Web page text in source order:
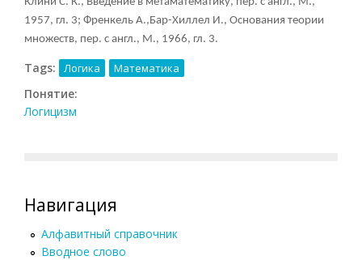
1957, гл. 3; Френкель А.,Бар-Хиллел И., Основания теории
множеств, пер. с англ., М., 1966, гл. 3.
Tags: Логика Математика
Понятие:
Логицизм
Навигация
Алфавитный справочник
Вводное слово